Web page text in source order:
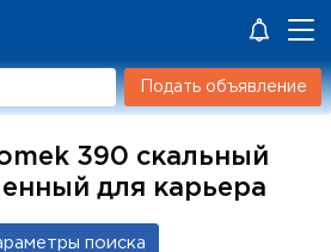
Подать объявление
390 скальный
для карьера